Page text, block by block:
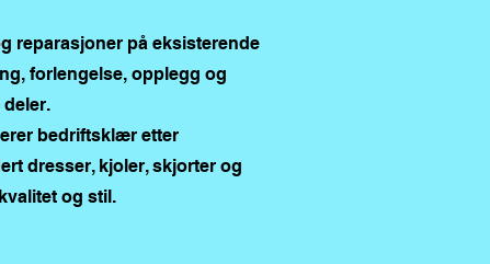
reparasjoner på eksisterende
forlengelse, opplegg og
bedriftsklær etter
dresser, kjoler, skjorter og
og stil.